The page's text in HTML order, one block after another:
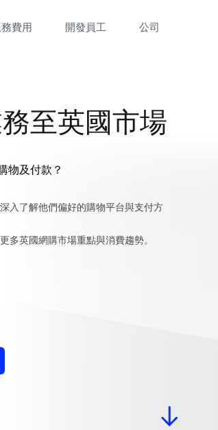
費用 開發員工 公司